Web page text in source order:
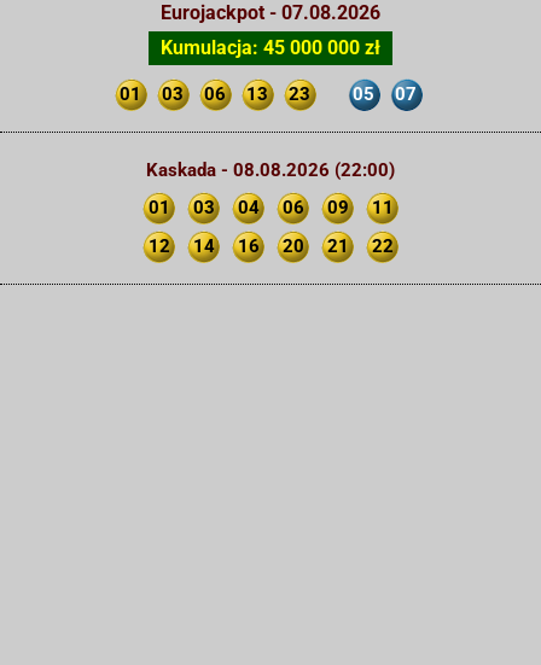
Eurojackpot - 07.08.2026
Kumulacja: 45 000 000 zł
01 03 06 13 23 05 07
Kaskada - 08.08.2026 (22:00)
01
03 04 06 09
11
12
14 16 20 21 22